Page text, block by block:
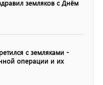
земляков с Днём
с земляками -
операции и их